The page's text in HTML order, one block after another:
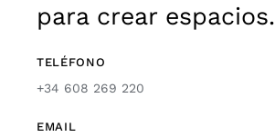
para crear espacios.
TELÉFONO
+34 608 269 220
EMAIL